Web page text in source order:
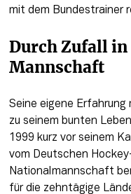
mit dem Bundestrainer
Durch Zufall
Mannschaft
Seine eigene
zu seinem bunten
1999 kurz vor seinem
vom Deutschen
Nationalmannschaft
für die zehntägige